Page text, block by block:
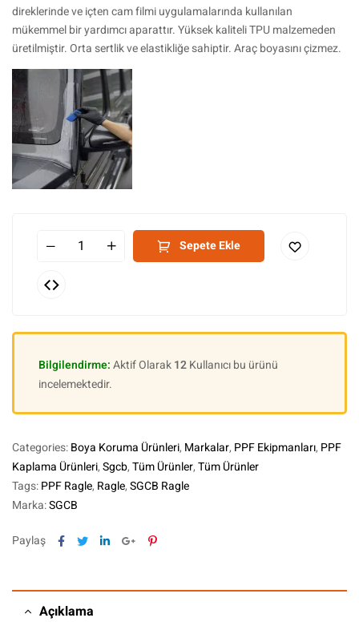
direklerinde ve içten cam filmi uygulamalarında kullanılan
mükemmel bir yardımcı aparattır. Yüksek kaliteli TPU malzemeden
üretilmiştir. Orta sertlik ve elastikliğe sahiptir. Araç boyasını çizmez.
Sepete Ekle
Bilgilendirme:Aktif Olarak12Kullanıcı bu ürünü
incelemektedir.
Categories:Boya Koruma Ürünleri, Markalar, PPF Ekipmanları, PPF
Kaplama Ürünleri,Sgcb,Tüm Ürünler,Tüm Ürünler
Tags:PPF Ragle, Ragle,SGCB Ragle
Marka:SGCB
Paylaş Facebook
TwitterLinkedinGoogle+Pinterest
Açıklama